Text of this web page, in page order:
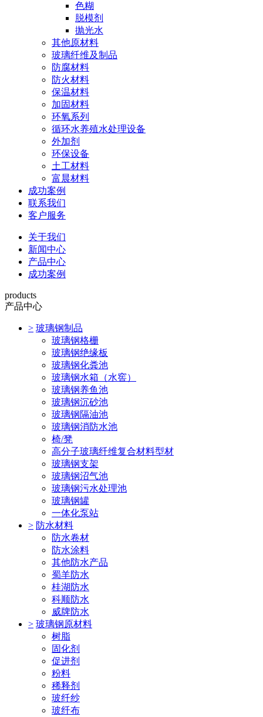
色糊
脱模剂
抛光水
其他原材料
玻璃纤维及制品
防腐材料
防火材料
保温材料
加固材料
环氧系列
循环水养殖水处理设备
外加剂
环保设备
土工材料
富晨材料
成功案例
联系我们
客户服务
关于我们
新闻中心
产品中心
成功案例
products
产品中心
> 玻璃钢制品
玻璃钢格栅
玻璃钢绝缘板
玻璃钢化粪池
玻璃钢水箱（水窖）
玻璃钢养鱼池
玻璃钢沉砂池
玻璃钢隔油池
玻璃钢消防水池
椅/凳
高分子玻璃纤维复合材料型材
玻璃钢支架
玻璃钢沼气池
玻璃钢污水处理池
玻璃钢罐
一体化泵站
> 防水材料
防水卷材
防水涂料
其他防水产品
蜀羊防水
桂湖防水
科顺防水
威牌防水
> 玻璃钢原材料
树脂
固化剂
促进剂
粉料
稀释剂
玻纤纱
玻纤布